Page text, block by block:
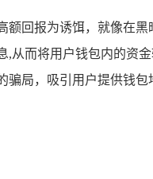
回报为诱饵，就像在
从而将用户钱包内的资金
局，吸引用户提供钱